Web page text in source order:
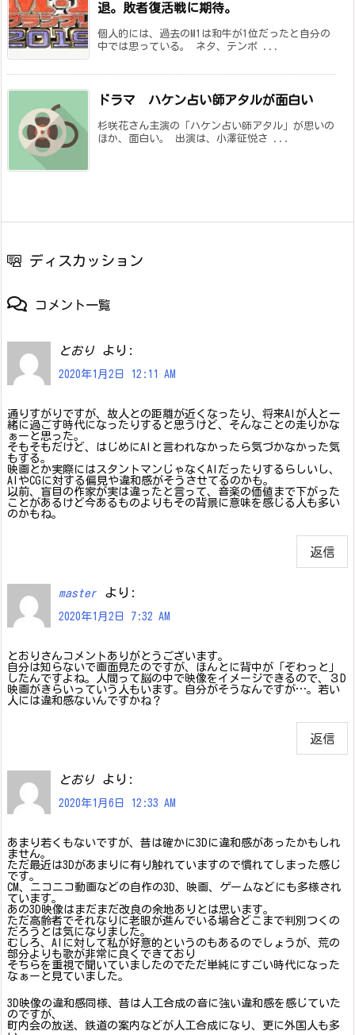
退。敗者復活戦に期待。
個人的には、過去のM1は和牛が1位だったと自分の
中では思っている。 ネタ、テンポ ...
ドラマ ハケン占い師アタルが面白い
杉咲花さん主演の「ハケン占い師アタル」が思いの
ほか、面白い。 出演は、小澤征悦さ ...
ディスカッション
コメント一覧
とおり より:
2020年1月2日 12:11 AM
通りすがりですが、故人との距離が近くなったり、将来AIが人と一
緒に過ごす時代になったりすると思うけど、そんなことの走りかな
ぁーと思った。
そもそもだけど、はじめにAIと言われなかったら気づかなかった気
もする。
映画とか実際にはスタントマンじゃなくAIだったりするらしいし、
AIやCGに対する偏見や違和感がそうさせてるのかも。
以前、盲目の作家が実は違ったと言って、音楽の価値まで下がった
ことがあるけど今あるものよりもその背景に意味を感じる人も多い
のかもね。
返信
master より:
2020年1月2日 7:32 AM
とおりさんコメントありがとうございます。
自分は知らないで画面見たのですが、ほんとに背中が「ぞわっと」
したんですよね。人間って脳の中で映像をイメージできるので、３D
映画がきらいっていう人もいます。自分がそうなんですが…。若い
人には違和感ないんですかね？
返信
とおり より:
2020年1月6日 12:33 AM
あまり若くもないですが、昔は確かに3Dに違和感があったかもしれ
ません。
ただ最近は3Dがあまりに有り触れていますので慣れてしまった感じ
です。
CM、ニコニコ動画などの自作の3D、映画、ゲームなどにも多様され
ています。
あの3D映像はまだまだ改良の余地ありとは思います。
ただ高齢者でそれなりに老眼が進んでいる場合どこまで判別つくの
だろうとは気になりました。
むしろ、AIに対して私が好意的というのもあるのでしょうが、荒の
部分よりも歌が非常に良くできており
そちらを重視で聞いていましたのでただ単純にすごい時代になった
なぁーと見ていました。
3D映像の違和感同様、昔は人工合成の音に強い違和感を感じていた
のですが、
町内会の放送、鉄道の案内などが人工合成になり、更に外国人も多